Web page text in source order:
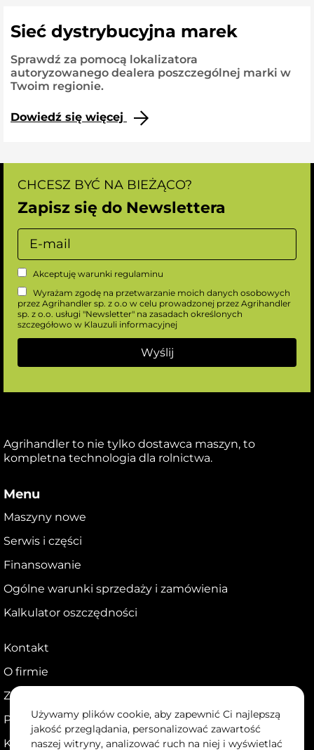
Sieć dystrybucyjna marek
Sprawdź za pomocą lokalizatora
autoryzowanego dealera poszczególnej marki w
Twoim regionie.
Dowiedź się więcej
CHCESZ BYĆ NA BIEŻĄCO?
Zapisz się do Newslettera
Akceptuję warunki regulaminu
Wyrażam zgodę na przetwarzanie moich danych osobowych
przez Agrihandler sp. z o.o w celu prowadzonej przez Agrihandler
sp. z o.o. usługi "Newsletter" na zasadach określonych
szczegółowo w Klauzuli informacyjnej
Agrihandler to nie tylko dostawca maszyn, to
kompletna technologia dla rolnictwa.
Menu
Maszyny nowe
Serwis i części
Finansowanie
Ogólne warunki sprzedaży i zamówienia
Kalkulator oszczędności
Kontakt
O firmie
Zostań dealerem
Portal dla dealerów
Kariera
Używamy plików cookie, aby zapewnić Ci najlepszą
jakość przeglądania, personalizować zawartość
naszej witryny, analizować ruch na niej i wyświetlać